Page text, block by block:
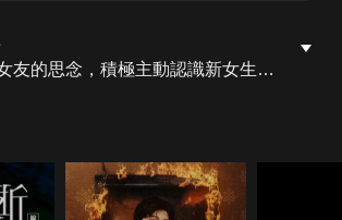
友的思念，積極主動認識新女生